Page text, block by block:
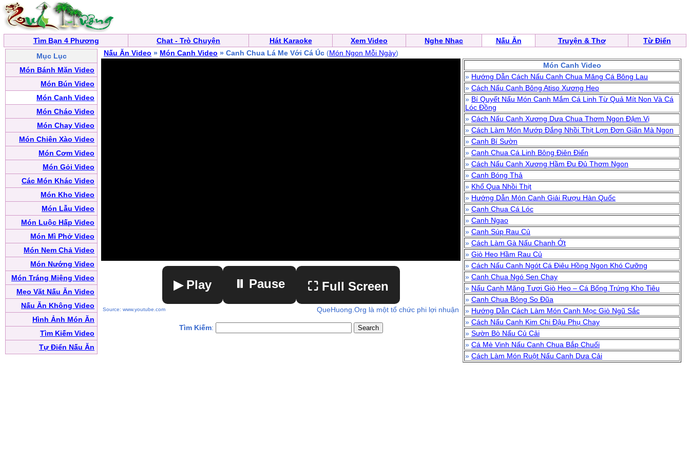
Tìm Bạn 4 Phương Chat - Trò Chuyện Hát Karaoke Xem Video Nghe Nhạc Nấu Ăn Truyện & Thơ
Từ Điển
Mục Lục
Món Bánh Mặn Video
Món Bún Video
Món Canh Video
Món Cháo Video
Món Chay Video
Món Chiên Xào Video
Món Cơm Video
Món Gỏi Video
Các Món Khác Video
Món Kho Video
Món Lẫu Video
Món Luộc Hấp Video
Món Mì Phở Video
Món Nem Chả Video
Món Nướng Video
Món Tráng Miệng Video
Mẹo Vặt Nấu Ăn Video
Nấu Ăn Không Video
Hình Ảnh Món Ăn
Tìm Kiếm Video
Tự Điển Nấu Ăn
Nấu Ăn Video » Món Canh Video » Canh Chua Lá Me Với Cá Úc (Món Ngon Mỗi Ngày)
▶ Play ⏸ Pause ⛶ Full Screen
Source: www.youtube.com QueHuong.Org là một tổ chức phi lợi nhuận
Tìm Kiếm:
Món Canh Video
» Hướng Dẫn Cách Nấu Canh Chua Măng Cá Bông Lau
» Cách Nấu Canh Bông Atiso Xương Heo
» Bí Quyết Nấu Món Canh Mắm Cá Linh Từ Quả Mít Non Và Cá
Lóc Đồng
» Cách Nấu Canh Xương Dưa Chua Thơm Ngon Đậm Vị
» Cách Làm Món Mướp Đắng Nhồi Thịt Lợn Đơn Giãn Mà Ngon
» Canh Bí Sườn
» Canh Chua Cá Linh Bông Điên Điển
» Cách Nấu Canh Xương Hầm Đu Đủ Thơm Ngon
» Canh Bóng Thả
» Khổ Qua Nhồi Thịt
» Hướng Dẫn Món Canh Giải Rượu Hàn Quốc
» Canh Chua Cá Lóc
» Canh Ngao
» Canh Súp Rau Củ
» Cách Làm Gà Nấu Chanh Ớt
» Giò Heo Hầm Rau Củ
» Cách Nấu Canh Ngót Cá Điêu Hồng Ngon Khó Cưỡng
» Canh Chua Ngó Sen Chay
» Nấu Canh Măng Tươi Giò Heo – Cá Bống Trứng Kho Tiêu
» Canh Chua Bông So Đũa
» Hướng Dẫn Cách Làm Món Canh Mọc Giò Ngũ Sắc
» Cách Nấu Canh Kim Chi Đậu Phụ Chay
» Sườn Bò Nấu Củ Cải
» Cá Mè Vinh Nấu Canh Chua Bắp Chuối
» Cách Làm Món Ruột Nấu Canh Dưa Cải